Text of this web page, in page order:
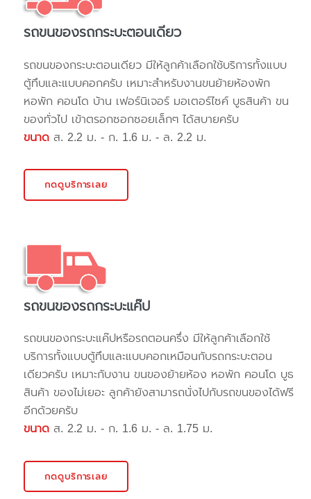
รถขนของรถกระบะตอนเดียว
รถขนของกระบะตอนเดียว มีให้ลูกค้าเลือกใช้บริการทั้งแบบ
ตู้ทึบและแบบคอกครับ เหมาะสำหรับงานขนย้ายห้องพัก
หอพัก คอนโด บ้าน เฟอร์นิเจอร์ มอเตอร์ไซค์ บูธสินค้า ขน
ของทั่วไป เข้าตรอกซอกซอยเล็กๆ ได้สบายครับ
ขนาด ส. 2.2 ม. - ก. 1.6 ม. - ล. 2.2 ม.
กดดูบริการเลย
รถขนของรถกระบะแค๊ป
รถขนของกระบะแค๊ปหรือรถตอนครึ่ง มีให้ลูกค้าเลือกใช้
บริการทั้งแบบตู้ทึบและแบบคอกเหมือนกับรถกระบะตอน
เดียวครับ เหมาะกับงาน ขนของย้ายห้อง หอพัก คอนโด บูธ
สินค้า ของไม่เยอะ ลูกค้ายังสามารถนั่งไปกับรถขนของได้ฟรี
อีกด้วยครับ
ขนาด ส. 2.2 ม. - ก. 1.6 ม. - ล. 1.75 ม.
กดดูบริการเลย